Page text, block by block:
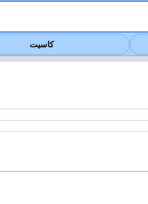
كاسيت